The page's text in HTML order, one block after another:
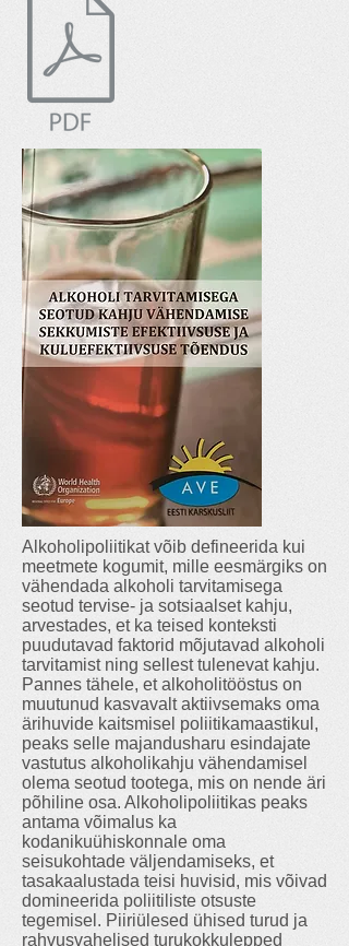
Alkoholipoliitikat võib defineerida kui
meetmete kogumit, mille eesmärgiks on
vähendada alkoholi tarvitamisega
seotud tervise- ja sotsiaalset kahju,
arvestades, et ka teised konteksti
puudutavad faktorid mõjutavad alkoholi
tarvitamist ning sellest tulenevat kahju.
Pannes tähele, et alkoholitööstus on
muutunud kasvavalt aktiivsemaks oma
ärihuvide kaitsmisel poliitikamaastikul,
peaks selle majandusharu esindajate
vastutus alkoholikahju vähendamisel
olema seotud tootega, mis on nende äri
põhiline osa. Alkoholipoliitikas peaks
antama võimalus ka
kodanikuühiskonnale oma
seisukohtade väljendamiseks, et
tasakaalustada teisi huvisid, mis võivad
domineerida poliitiliste otsuste
tegemisel. Piiriülesed ühised turud ja
rahvusvahelised turukokkulepped